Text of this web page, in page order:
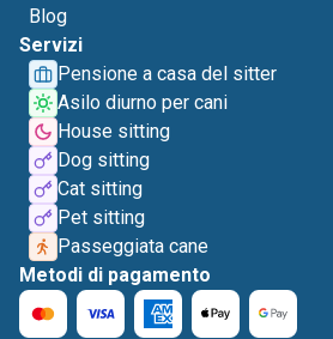
Blog
Servizi
Pensione a casa del sitter
Asilo diurno per cani
House sitting
Dog sitting
Cat sitting
Pet sitting
Passeggiata cane
Metodi di pagamento